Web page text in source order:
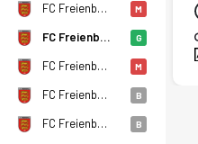
FC Freienbach M
FC Freienbach G
FC Freienbach M
FC Freienbach B
FC Freienbach B